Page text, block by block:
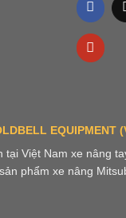
EQUIPMENT
tại Việt Nam xe nâng
phẩm xe nâng